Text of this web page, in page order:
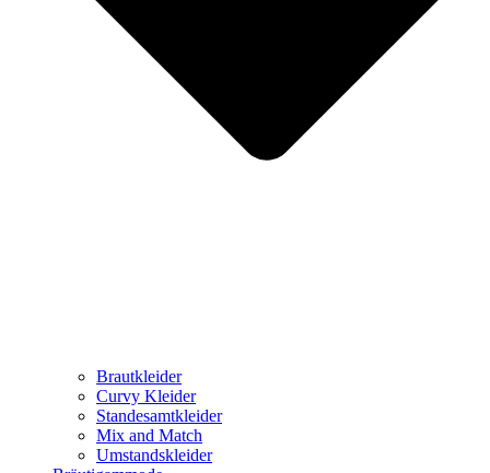
Brautkleider
Curvy Kleider
Standesamtkleider
Mix and Match
Umstandskleider